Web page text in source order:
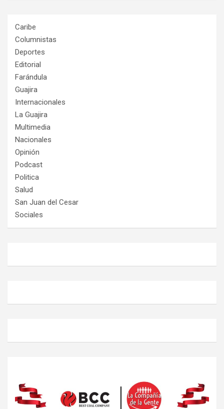
Caribe
Columnistas
Deportes
Editorial
Farándula
Guajira
Internacionales
La Guajira
Multimedia
Nacionales
Opinión
Podcast
Politica
Salud
San Juan del Cesar
Sociales